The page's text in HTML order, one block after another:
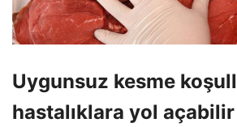
Uygunsuz kesme
hastalıklara yol açabilir